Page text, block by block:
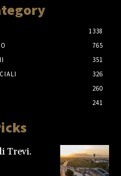
1338
765
351
326
260
241
Trevi.